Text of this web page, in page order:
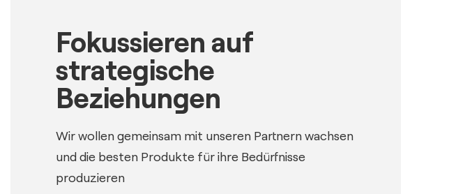
Fokussieren auf
strategische
Beziehungen
Wir wollen gemeinsam mit unseren Partnern wachsen
und die besten Produkte für ihre Bedürfnisse
produzieren